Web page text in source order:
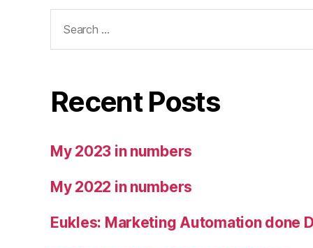
for:
Recent Posts
My 2023 in numbers
My 2022 in numbers
Eukles: Marketing Automation done